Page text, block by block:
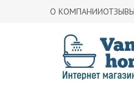
О КОМПАНИИОТЗЫВЫ